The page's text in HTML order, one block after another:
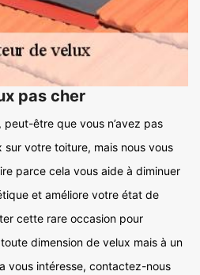
pas cher
être que vous n’avez pas
sur votre toiture, mais nous vous
parce cela vous aide à diminuer
et améliore votre état de
cette rare occasion pour
dimension de velux mais à un
vous intéresse, contactez-nous